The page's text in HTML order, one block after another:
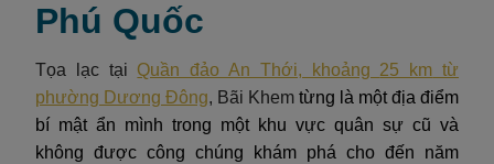
Phú Quốc
Tọa lạc tại Quần đảo An Thới, khoảng 25 km từ
phường Dương Đông, Bãi Khem từng là một địa điểm
bí mật ẩn mình trong một khu vực quân sự cũ và
không được công chúng khám phá cho đến năm